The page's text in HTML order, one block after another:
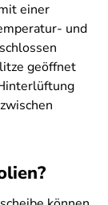
einer
und
geöffnet